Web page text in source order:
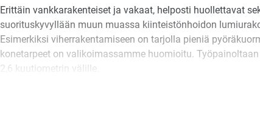
Erittäin vankkarakenteiset ja vakaat, helposti huollettavat
suorituskyvyllään muun muassa kiinteistönhoidon
Esimerkiksi viherrakentamiseen on tarjolla pieniä
konetarpeet on valikoimassamme huomioitu.
2,6 kuutiometrin välille.